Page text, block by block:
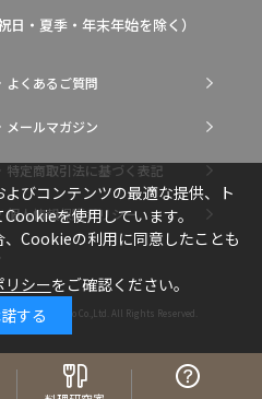
・夏季・年末年始を除く）
よくあるご質問
メールマガジン
特定商取引法に基づく表記
個人情報保護ポリシー
品の通販はIkesho Co.,Ltd. All Rights Reserved.
びコンテンツの最適な提供、ト
を使用しています。
Cookieの利用に同意したことも
リシーをご確認ください。
する